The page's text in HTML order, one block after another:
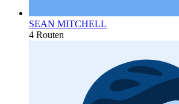
SEAN MITCHELL
4 Routen